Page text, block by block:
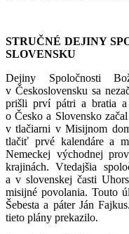
STRUČNÉ DEJINY
SLOVENSKU
Dejiny Spoločnosti
v Československu sa
prišli prví pátri a bratia
o Česko a Slovensko
v tlačiarni v Misijnom
tlačiť prvé kalendáre a
Nemeckej východnej
krajinách. Vtedajšia
a v slovenskej časti
misijné povolania. Touto
Šebesta a páter Ján
tieto plány prekazilo.